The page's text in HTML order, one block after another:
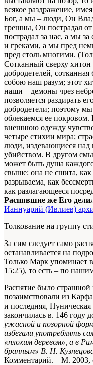
всякое раздражение,
Бог, а мы – люди, Он
грешны, Он пострадал
пострадал за нас, а мы
и греками, а мы пред
пред столь многими.
Сотканный сверху хитон
добродетелей,
собою наш разум; этот
наши – демоны чрез
позволяется раздирать
добродетели; поэтому мы
облекаемся ее
внешнюю одежду
четыре стихии мира;
люди, издевающиеся над
убийством. В другом
может быть душа
свыше: она не сшита,
разрываема, как
как разлагающееся
Распявшие же Его
Ианнуарий (Ивлиев)
Толкование на группу
За сим следует само
останавливается на
Только Марк упоминает
15:25), то есть – по
Распятие было страшной
позаимствовали из
и последняя,
закончилась в. 146 году
ужасной и позорной
избегали употреблять
«плохим деревом», а в
бранным» В. Н.
Комментарий. – М. 2003,